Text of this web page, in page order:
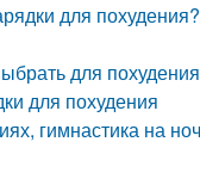
для похудения?
для похудения
для похудения
гимнастика на